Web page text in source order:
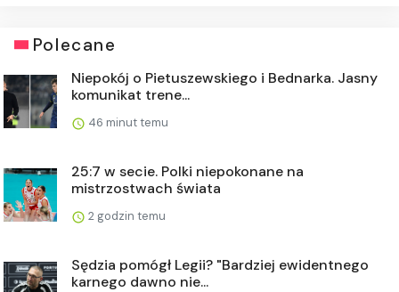
Polecane
Niepokój o Pietuszewskiego i Bednarka. Jasny
komunikat trene...
46 minut temu
25:7 w secie. Polki niepokonane na
mistrzostwach świata
2 godzin temu
Sędzia pomógł Legii? "Bardziej ewidentnego
karnego dawno nie...